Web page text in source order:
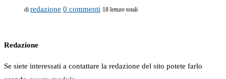
di redazione 0 commenti 18 letture totali
Redazione
Se siete interessati a contattare la redazione del sito potete farlo